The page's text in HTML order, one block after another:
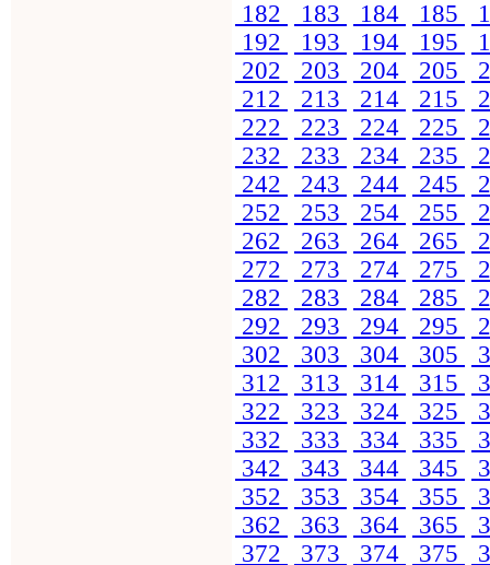
182
183 184 185
192
193 194 195
202
203 204 205
212
213 214 215
222
223 224 225
232
233 234 235
242
243 244 245
252
253 254 255
262
263 264 265
272
273 274 275
282
283 284 285
292
293 294 295
302
303 304 305
312
313 314 315
322
323 324 325
332
333 334 335
342
343 344 345
352
353 354 355
362
363 364 365
372
373 374 375